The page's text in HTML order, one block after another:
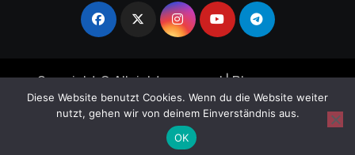
Copyright © All rights reserved |Blogpapervon
Themeansar.
Startseite
Impressum
Diese Website benutzt Cookies. Wenn du die Website weiter
nutzt, gehen wir von deinem Einverständnis aus.
OK